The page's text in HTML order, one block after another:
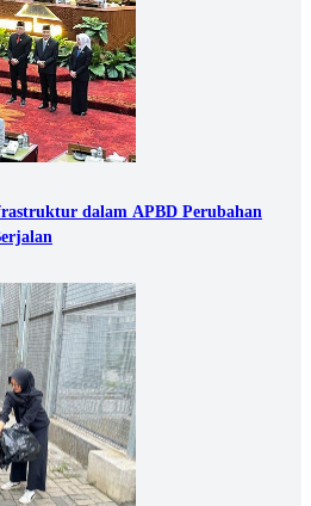
dalam APBD Perubahan